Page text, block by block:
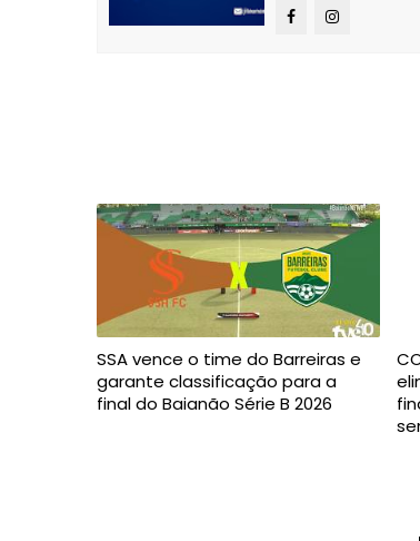
SSA vence o time do Barreiras e
garante classificação para a
final do Baianão Série B 2026